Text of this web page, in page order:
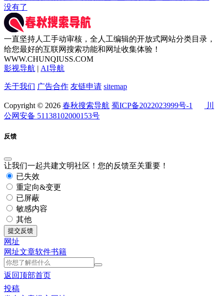
没有了
一直坚持人工手动审核，全人工编辑的开放式网站分类目录，
给您最好的互联网搜索功能和网址收集体验！
WWW.CHUNQIUSS.COM
影视导航 | AI导航
关于我们 广告合作 友链申请 sitemap
Copyright © 2026 春秋搜索导航 蜀ICP备2022023999号-1
川
公网安备 51138102000153号
反馈
让我们一起共建文明社区！您的反馈至关重要！
已失效
重定向&变更
已屏蔽
敏感内容
其他
提交反馈
网址
网址文章软件书籍
返回顶部首页
投稿